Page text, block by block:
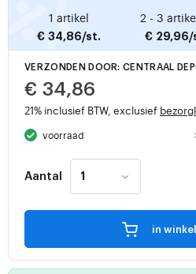
1 artikel
€ 34,86/st.
2 - 3
€ 29,96/
VERZONDEN DOOR: CENTRAAL
€ 34,86
21% inclusief BTW, exclusief
voorraad
Aantal
in